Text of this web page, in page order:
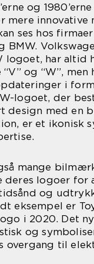
og
mere innovative
ses hos
BMW.
logoet, har altid
og “W”, men
i
logoet, der
design med en
er et ikonisk
mange
logoer for
og
eksempel er
i 2020. Det
og
overgang til